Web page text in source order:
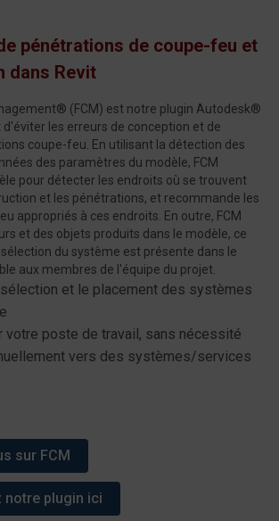
pénétrations de coupe-feu et
dans Revit
(FCM) est notre plugin Autodesk®
les erreurs de conception et de
coupe-feu. En utilisant la détection des
des paramètres du modèle, FCM
pour détecter les endroits où se trouvent
et les pénétrations, et recommande les
appropriés à ces endroits. En outre, FCM
et des objets produits dans le modèle, ce
du système est présente dans le
aux membres de l'équipe du projet.
et le placement des systèmes
votre poste de travail, sans nécessité
vers des systèmes/services
sur FCM
notre plugin ici